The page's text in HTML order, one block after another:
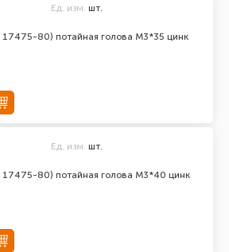
80) потайная голова М3*35 цинк
Ед. изм. шт.
80) потайная голова М3*40 цинк
Ед. изм. шт.